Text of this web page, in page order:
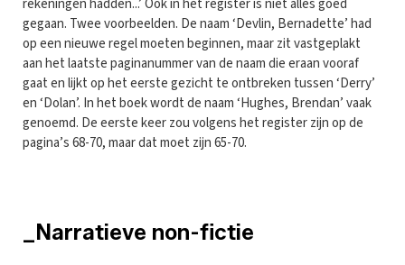
rekeningen hadden...’ Ook in het register is niet alles goed
gegaan. Twee voorbeelden. De naam ‘Devlin, Bernadette’ had
op een nieuwe regel moeten beginnen, maar zit vastgeplakt
aan het laatste paginanummer van de naam die eraan vooraf
gaat en lijkt op het eerste gezicht te ontbreken tussen ‘Derry’
en ‘Dolan’. In het boek wordt de naam ‘Hughes, Brendan’ vaak
genoemd. De eerste keer zou volgens het register zijn op de
pagina’s 68-70, maar dat moet zijn 65-70.
_Narratieve non-fictie